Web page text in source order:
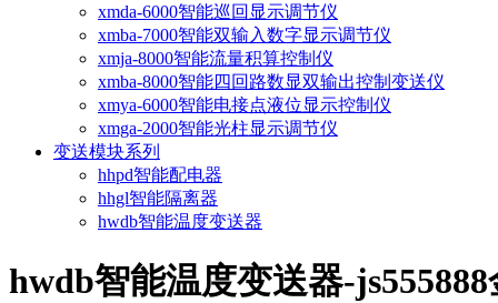
xmda-6000智能巡回显示调节仪
xmba-7000智能双输入数字显示调节仪
xmja-8000智能流量积算控制仪
xmba-8000智能四回路数显双输出控制变送仪
xmya-6000智能电接点液位显示控制仪
xmga-2000智能光柱显示调节仪
变送模块系列
hhpd智能配电器
hhgl智能隔离器
hwdb智能温度变送器
hwdb智能温度变送器-